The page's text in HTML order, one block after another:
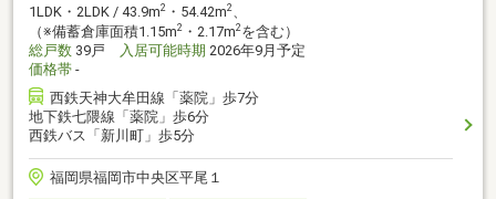
1LDK・2LDK / 43.9m2 ・54.42m2
（※備蓄倉庫面積1.15m2 ・2.17m2 を含む）
総戸数 39戸 入居可能時期 2026年9月予定
価格帯 -
西鉄天神大牟田線「薬院」歩7分
地下鉄七隈線「薬院」歩6分
西鉄バス「新川町」歩5分
福岡県福岡市中央区平尾１